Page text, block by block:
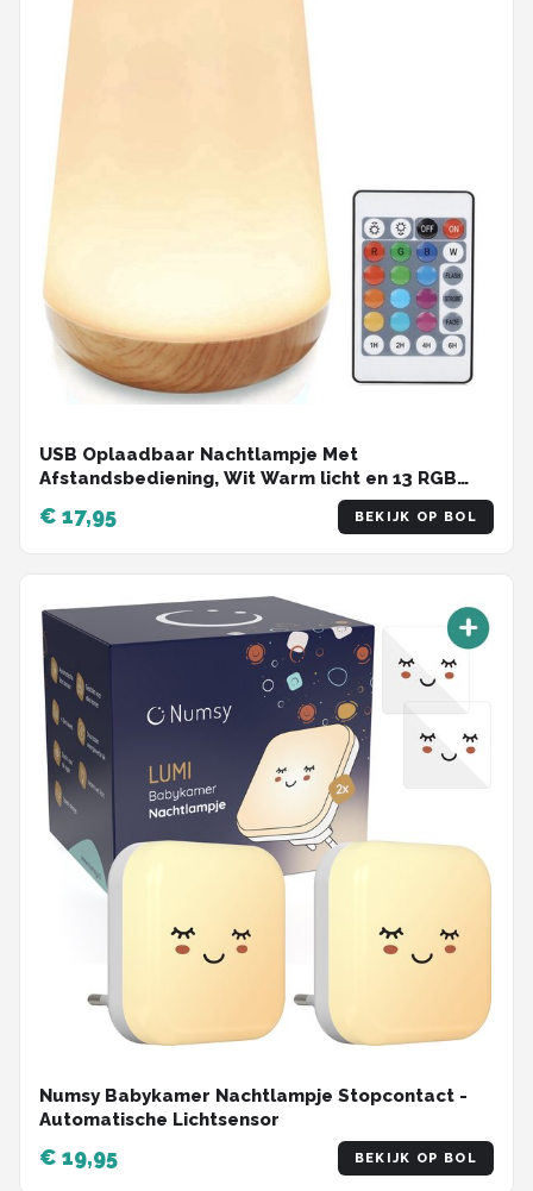
USB Oplaadbaar Nachtlampje Met
Afstandsbediening, Wit Warm licht en 13 RGB
kleuren - Wake-up Light - Sfeerlamp - LED
verlichting - Leeslamp - Tafellamp - Bedlamp
voor Baby, Kinderen & Volwassenen - Dimbaar -
Touch Control - 15CM
€ 17,95 BEKIJK OP BOL
Numsy Babykamer Nachtlampje Stopcontact -
Automatische Lichtsensor
€ 19,95 BEKIJK OP BOL